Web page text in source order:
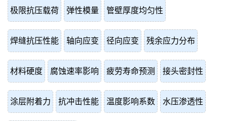
极限抗压载荷 弹性模量 管壁厚度均匀性
焊缝抗压性能 轴向应变 径向应变 残余应力分布
材料硬度 腐蚀速率影响 疲劳寿命预测 接头密封性
涂层附着力 抗冲击性能 温度影响系数 水压渗透性